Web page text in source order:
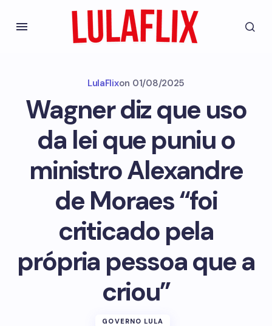
LulaFlixon 01/08/2025
Wagner diz que uso
da lei que puniu o
ministro Alexandre
de Moraes “foi
criticado pela
própria pessoa que a
criou”
GOVERNO LULA